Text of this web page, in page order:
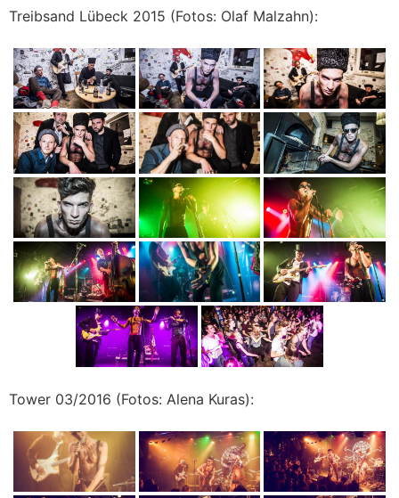
Treibsand Lübeck 2015 (Fotos: Olaf Malzahn):
Tower 03/2016 (Fotos: Alena Kuras):